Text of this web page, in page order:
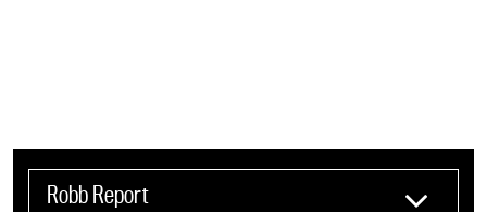
Robb Report